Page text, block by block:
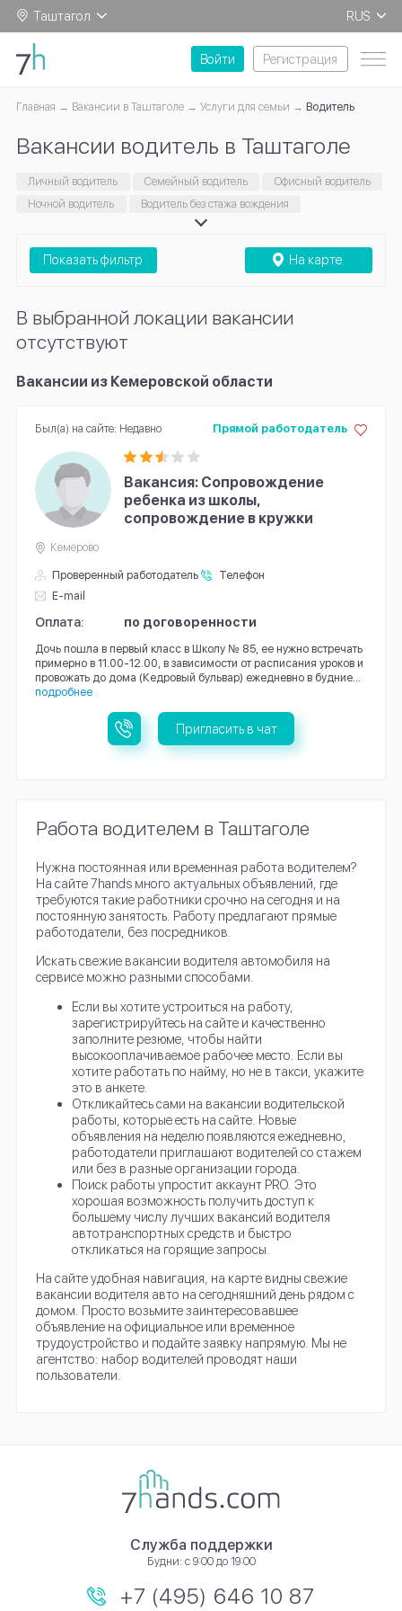
Таштагол
RUS
EN
Войти
Регистрация
Главная Вакансии в Таштаголе Услуги для семьи Водитель
Вакансии водитель в Таштаголе
Личный водитель Семейный водитель
Офисный водитель
Ночной водитель
Водитель без стажа вождения
На карте
Показать фильтр
В выбранной локации вакансии
отсутствуют
Вакансии из Кемеровской области
Вакансия: Сопровождение
ребенка из школы,
сопровождение в кружки
Проверенный работодатель
Телефон
E-mail
Прямой работодатель
Кемерово
Оплата: по договоренности
Дочь пошла в первый класс в Школу № 85, ее нужно встречать
примерно в 11.00-12.00, в зависимости от расписания уроков и
провожать до дома (Кедровый бульвар) ежедневно в будние...
подробнее
Был(а) на сайте: Недавно
Пригласить в чат
Работа водителем в Таштаголе
Нужна постоянная или временная работа водителем?
На сайте 7hands много актуальных объявлений, где
требуются такие работники срочно на сегодня и на
постоянную занятость. Работу предлагают прямые
работодатели, без посредников.
Искать свежие вакансии водителя автомобиля на
сервисе можно разными способами.
Если вы хотите устроиться на работу,
зарегистрируйтесь на сайте и качественно
заполните резюме, чтобы найти
высокооплачиваемое рабочее место. Если вы
хотите работать по найму, но не в такси, укажите
это в анкете.
Откликайтесь сами на вакансии водительской
работы, которые есть на сайте. Новые
объявления на неделю появляются ежедневно,
работодатели приглашают водителей со стажем
или без в разные организации города.
Поиск работы упростит аккаунт PRO. Это
хорошая возможность получить доступ к
большему числу лучших вакансий водителя
автотранспортных средств и быстро
откликаться на горящие запросы.
На сайте удобная навигация, на карте видны свежие
вакансии водителя авто на сегодняшний день рядом с
домом. Просто возьмите заинтересовавшее
объявление на официальное или временное
трудоустройство и подайте заявку напрямую. Мы не
агентство: набор водителей проводят наши
пользователи.
Служба поддержки
Будни: с 9:00 до 19:00
+7 (495) 646 10 87